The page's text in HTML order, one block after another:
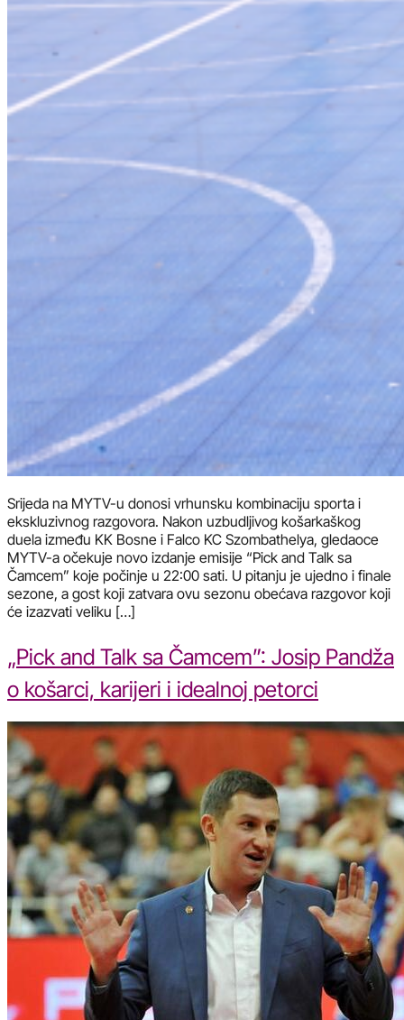
Srijeda na MYTV-u donosi vrhunsku kombinaciju sporta i
ekskluzivnog razgovora. Nakon uzbudljivog košarkaškog
duela između KK Bosne i Falco KC Szombathelya, gledaoce
MYTV-a očekuje novo izdanje emisije “Pick and Talk sa
Čamcem” koje počinje u 22:00 sati. U pitanju je ujedno i finale
sezone, a gost koji zatvara ovu sezonu obećava razgovor koji
će izazvati veliku […]
„Pick and Talk sa Čamcem”: Josip Pandža
o košarci, karijeri i idealnoj petorci